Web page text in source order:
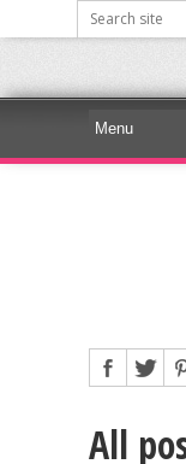
All